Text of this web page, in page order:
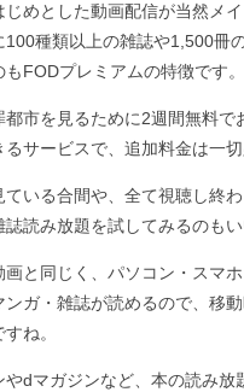
じめとした動画配信が当然メ
100種類以上の雑誌や1,500冊
FODプレミアムの特徴です。
都市を見るために2週間無料で
サービスで、追加料金は一切
ている合間や、全て視聴し終
読み放題を試してみるのもい
画と同じく、パソコン・スマ
ンガ・雑誌が読めるので、移
ね。
やdマガジンなど、本の読み放